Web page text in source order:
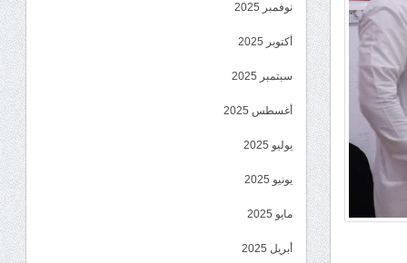
نوفمبر 2025
أكتوبر 2025
سبتمبر 2025
أغسطس 2025
يوليو 2025
يونيو 2025
مايو 2025
أبريل 2025